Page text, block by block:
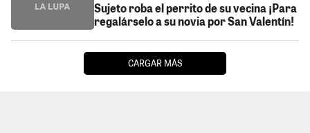
Sujeto roba el perrito de su vecina ¡Para
regalárselo a su novia por San Valentín!
CARGAR MÁS